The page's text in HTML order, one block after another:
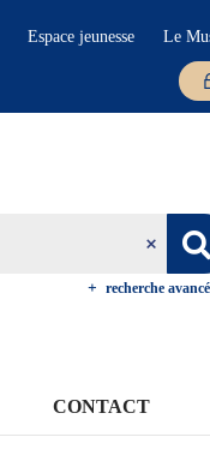
Espace jeunesse Le
recherche
CONTACT